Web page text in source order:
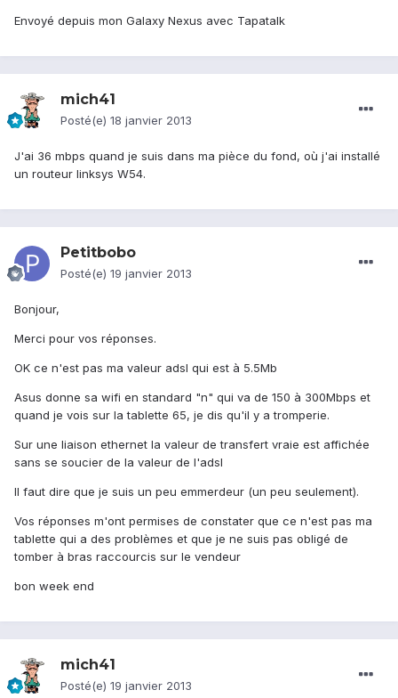
Envoyé depuis mon Galaxy Nexus avec Tapatalk
mich41
Posté(e) 18 janvier 2013
J'ai 36 mbps quand je suis dans ma pièce du fond, où j'ai installé
un routeur linksys W54.
Petitbobo
Posté(e) 19 janvier 2013
Bonjour,
Merci pour vos réponses.
OK ce n'est pas ma valeur adsl qui est à 5.5Mb
Asus donne sa wifi en standard "n" qui va de 150 à 300Mbps et
quand je vois sur la tablette 65, je dis qu'il y a tromperie.
Sur une liaison ethernet la valeur de transfert vraie est affichée
sans se soucier de la valeur de l'adsl
Il faut dire que je suis un peu emmerdeur (un peu seulement).
Vos réponses m'ont permises de constater que ce n'est pas ma
tablette qui a des problèmes et que je ne suis pas obligé de
tomber à bras raccourcis sur le vendeur
bon week end
mich41
Posté(e) 19 janvier 2013